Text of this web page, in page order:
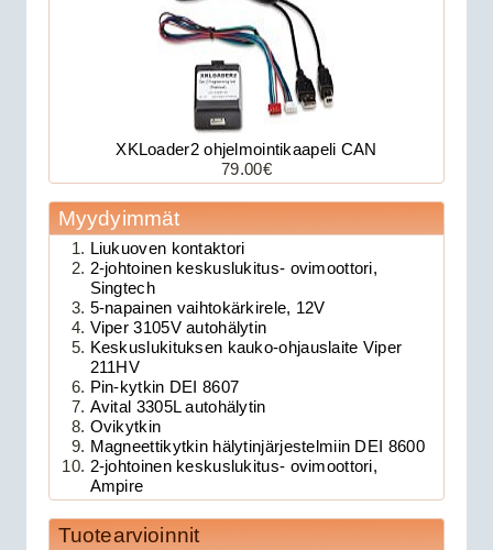
Avital 3305L on 2-su...
Clifford 330X1 autohälytin +
ultraääniliikeilmaisin DEI 509U
XKLoader2 ohjelmointikaapeli CAN
79.00€
Myydyimmät
Liukuoven kontaktori
2-johtoinen keskuslukitus- ovimoottori,
Singtech
5-napainen vaihtokärkirele, 12V
Viper 3105V autohälytin
Keskuslukituksen kauko-ohjauslaite Viper
211HV
Pin-kytkin DEI 8607
Avital 3305L autohälytin
Ovikytkin
Magneettikytkin hälytinjärjestelmiin DEI 8600
2-johtoinen keskuslukitus- ovimoottori,
Ampire
Tuotearvioinnit